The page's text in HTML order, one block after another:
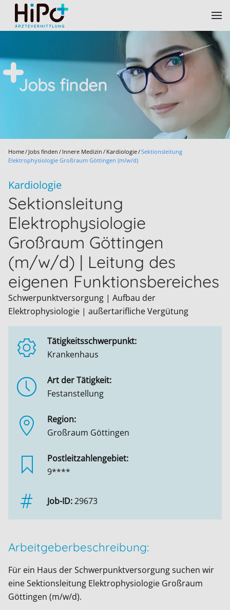
Skip to main content
Jobs finden
Home Jobs finden Innere Medizin Kardiologie Sektionsleitung
Elektrophysiologie Großraum Göttingen (m/w/d)
Kardiologie
Sektionsleitung
Elektrophysiologie
Großraum Göttingen
(m/w/d) | Leitung des
eigenen Funktionsbereiches
Schwerpunktversorgung | Aufbau der
Elektrophysiologie | außertarifliche Vergütung
Tätigkeitsschwerpunkt:
Krankenhaus
Art der Tätigkeit:
Festanstellung
Region:
Großraum Göttingen
Postleitzahlengebiet:
9****
Job-ID:29673
Arbeitgeberbeschreibung:
Für ein Haus der Schwerpunktversorgung suchen wir
eine Sektionsleitung Elektrophysiologie Großraum
Göttingen (m/w/d).